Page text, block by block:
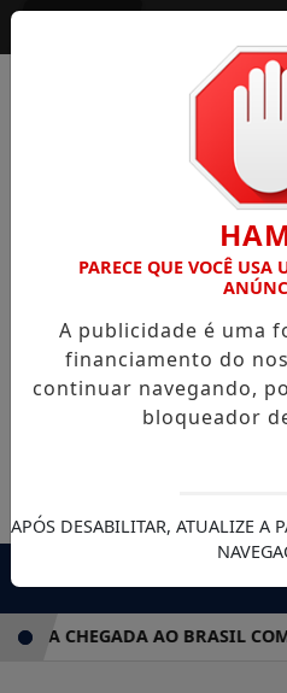
CHEGADA AO BRASIL COM
PARECE QUE VOCÊ
A publicidade é uma
financiamento do
continuar navegando,
bloqueador
APÓS DESABILITAR, ATUALIZE A